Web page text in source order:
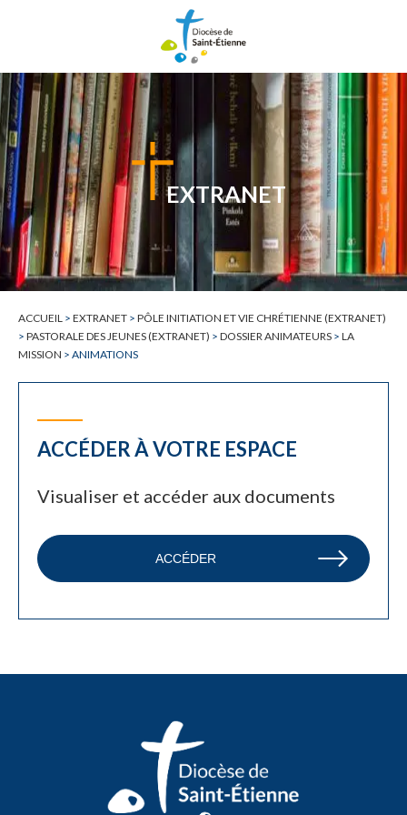
EXTRANET
ACCUEIL > EXTRANET > PÔLE INITIATION ET VIE CHRÉTIENNE (EXTRANET)
> PASTORALE DES JEUNES (EXTRANET) > DOSSIER ANIMATEURS > LA
MISSION > ANIMATIONS
ACCÉDER À VOTRE ESPACE
Visualiser et accéder aux documents
ACCÉDER